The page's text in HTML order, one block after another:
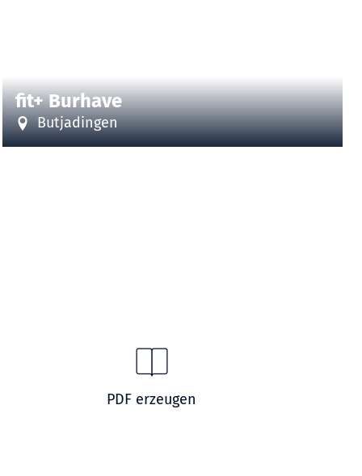
fit+ Burhave
Butjadingen
PDF erzeugen